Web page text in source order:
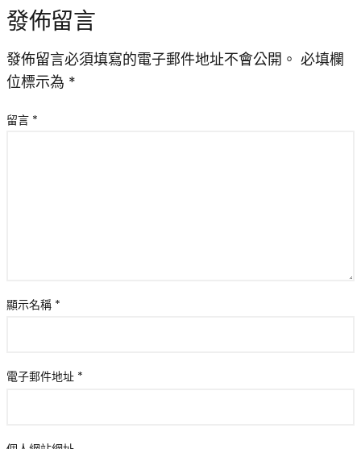
發佈留言
發佈留言必須填寫的電子郵件地址不會公開。 必填欄
位標示為 *
留言 *
顯示名稱 *
電子郵件地址 *